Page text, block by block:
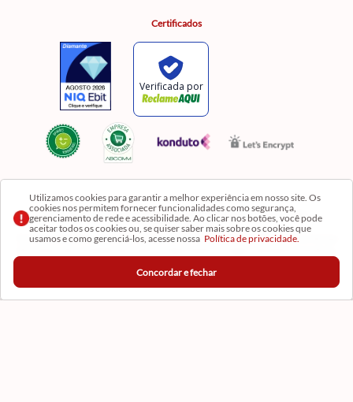
Utilizamos cookies para garantir a melhor experiência em nosso site. Os
cookies nos permitem fornecer funcionalidades como segurança,
gerenciamento de rede e acessibilidade. Ao clicar nos botões, você pode
aceitar todos os cookies ou, se quiser saber mais sobre os cookies que
usamos e como gerenciá-los, acesse nossa Política de privacidade.
Concordar e fechar
Certificados
Razão Social: Comercial Luzia Meire de Gêneros Alimentícios LTDA | CNPJ:
08.991.182/0001-11
Os preços, produtos e quantidades da Loja Virtual não se aplicam aos da Loja Física. Na Loja